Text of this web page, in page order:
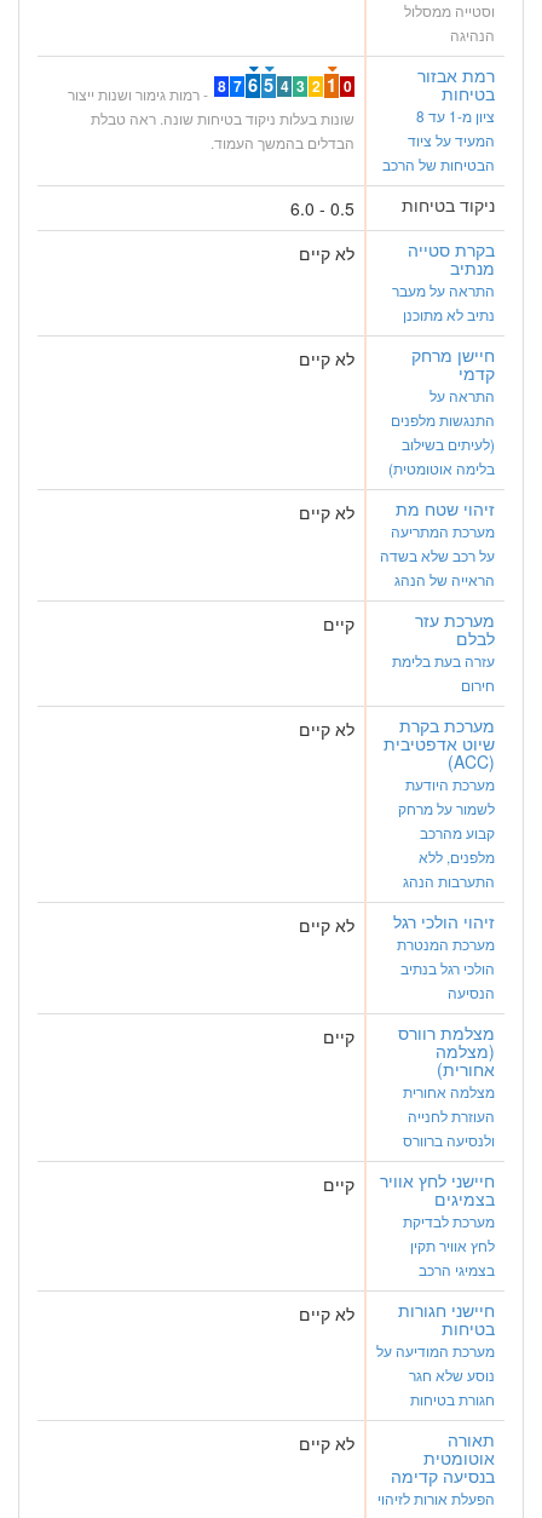
וסטייה ממסלול
הנהיגה
רמת אבזור
בטיחות
ציון מ-1 עד 8
המעיד על ציוד
הבטיחות של הרכב
0
1
2
3
4
5
6
7
8 - רמות גימור ושנות ייצור
שונות בעלות ניקוד בטיחות שונה. ראה טבלת
הבדלים בהמשך העמוד.
ניקוד בטיחות
0.5 - 6.0
בקרת סטייה
מנתיב
התראה על מעבר
נתיב לא מתוכנן
לא קיים
חיישן מרחק
קדמי
התראה על
התנגשות מלפנים
(לעיתים בשילוב
בלימה אוטומטית)
לא קיים
זיהוי שטח מת
מערכת המתריעה
על רכב שלא בשדה
הראייה של הנהג
לא קיים
מערכת עזר
לבלם
עזרה בעת בלימת
חירום
קיים
מערכת בקרת
שיוט אדפטיבית
(ACC)
מערכת היודעת
לשמור על מרחק
קבוע מהרכב
מלפנים, ללא
התערבות הנהג
לא קיים
זיהוי הולכי רגל
מערכת המנטרת
הולכי רגל בנתיב
הנסיעה
לא קיים
מצלמת רוורס
(מצלמה
אחורית)
מצלמה אחורית
העוזרת לחנייה
ולנסיעה ברוורס
קיים
חיישני לחץ אוויר
בצמיגים
מערכת לבדיקת
לחץ אוויר תקין
בצמיגי הרכב
קיים
חיישני חגורות
בטיחות
מערכת המודיעה על
נוסע שלא חגר
חגורת בטיחות
לא קיים
תאורה
אוטומטית
בנסיעה קדימה
הפעלת אורות לזיהוי
לא קיים